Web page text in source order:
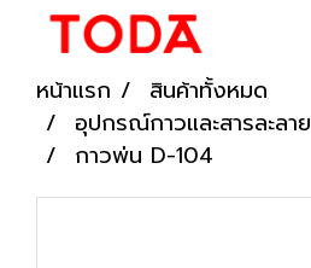
หน้าแรก
สินค้าทั้งหมด
อุปกรณ์กาวและสารละลาย
กาวพ่น D-104